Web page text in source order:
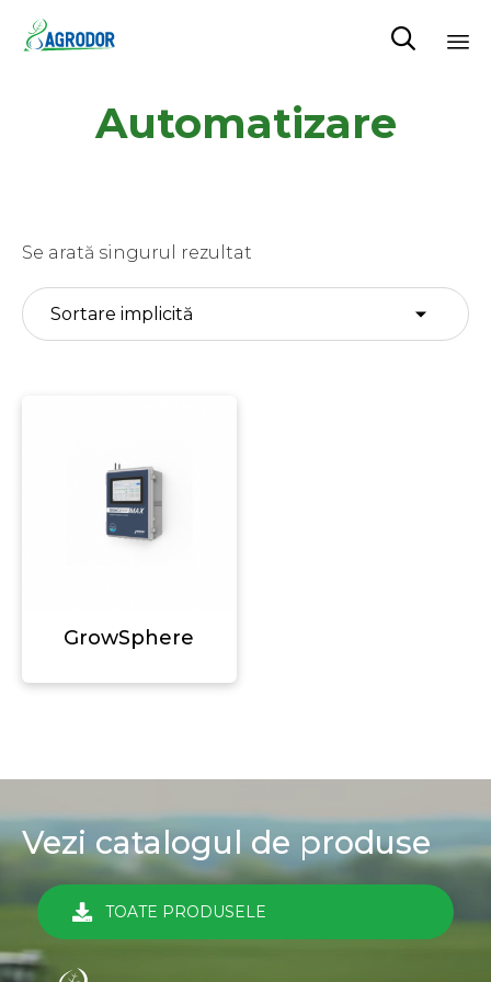

to
content
Automatizare
Se arată singurul rezultat
GrowSphere
Vezi catalogul de produse
TOATE PRODUSELE